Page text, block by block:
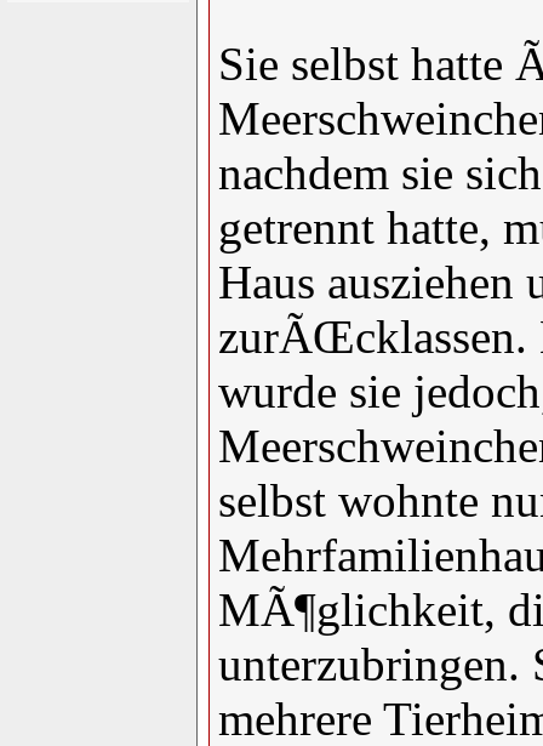
Sie selbst hatte
nachdem sie
getrennt hatte,
Haus ausziehen
zurÃŒcklassen.
wurde sie
selbst wohnte
MÃ¶glichkeit,
unterzubringen.
mehrere